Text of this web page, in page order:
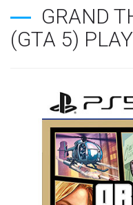
GRAND
(GTA 5)